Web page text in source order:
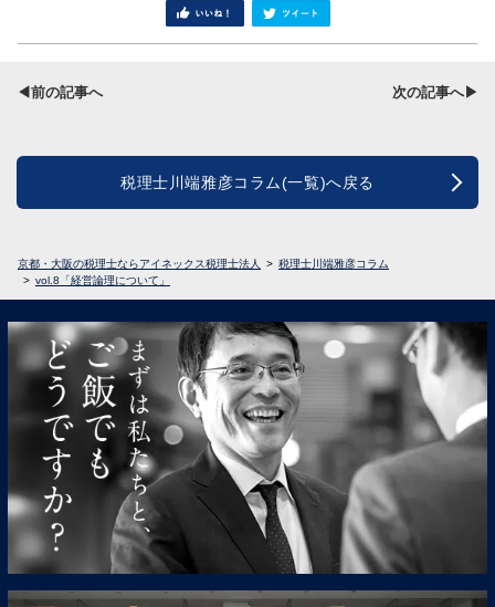
シェア
◀前の記事へ 次の記事へ▶
税理士川端雅彦コラム(一覧)へ戻る
京都・大阪の税理士ならアイネックス税理士法人
税理士川端雅彦コラム
vol.8「経営論理について」